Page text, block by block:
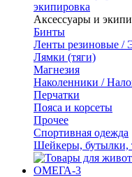
экипировка
Аксессуары и
Бинты
Ленты резиновые /
Лямки (тяги)
Магнезия
Наколенники /
Перчатки
Пояса и корсеты
Прочее
Спортивная одежда
Шейкеры, бутылки,
ОМЕГА-3